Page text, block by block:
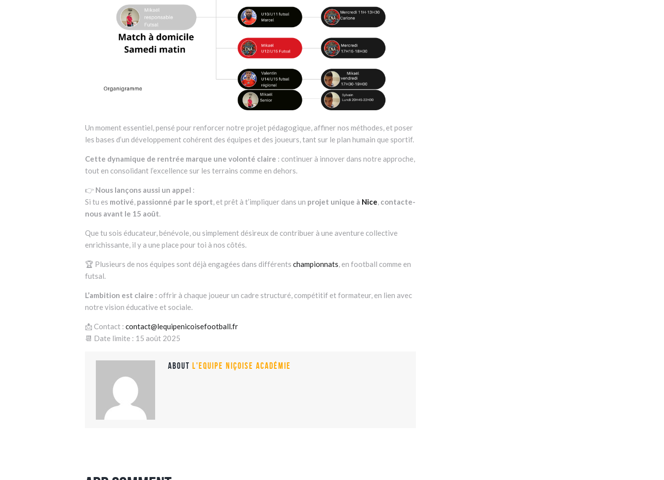
Un moment essentiel, pensé pour renforcer notre projet pédagogique, affiner nos méthodes, et poser
les bases d’un développement cohérent des équipes et des joueurs, tant sur le plan humain que sportif.
Cette dynamique de rentrée marque une volonté claire : continuer à innover dans notre approche,
tout en consolidant l’excellence sur les terrains comme en dehors.
👉 Nous lançons aussi un appel :
Si tu es motivé, passionné par le sport, et prêt à t’impliquer dans un projet unique à Nice, contacte-
nous avant le 15 août.
Que tu sois éducateur, bénévole, ou simplement désireux de contribuer à une aventure collective
enrichissante, il y a une place pour toi à nos côtés.
🏆 Plusieurs de nos équipes sont déjà engagées dans différents championnats, en football comme en
futsal.
L’ambition est claire : offrir à chaque joueur un cadre structuré, compétitif et formateur, en lien avec
notre vision éducative et sociale.
📩 Contact : contact@lequipenicoisefootball.fr
📆 Date limite : 15 août 2025
About L'equipe Niçoise académie